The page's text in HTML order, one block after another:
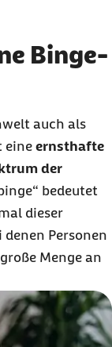
stoppen?
Eating
Binge-
auch als
eine ernsthafte
der
“ bedeutet
dieser
Personen
Menge an